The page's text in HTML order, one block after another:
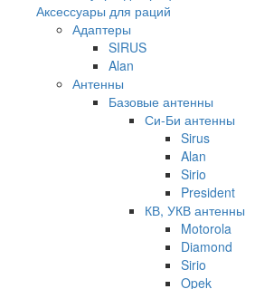
Аксессуары для раций
Адаптеры
SIRUS
Alan
Антенны
Базовые антенны
Си-Би антенны
Sirus
Alan
Sirio
President
КВ, УКВ антенны
Motorola
Diamond
Sirio
Opek